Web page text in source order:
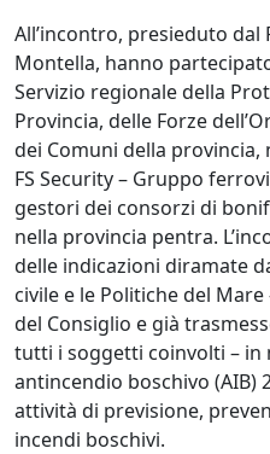
All’incontro, presieduto
Montella, hanno
Servizio regionale della
Provincia, delle Forze
dei Comuni della provincia,
FS Security – Gruppo
gestori dei consorzi di
nella provincia pentra.
delle indicazioni diramate
civile e le Politiche del
del Consiglio e già
tutti i soggetti coinvolti – in
antincendio boschivo (AIB)
attività di previsione,
incendi boschivi.